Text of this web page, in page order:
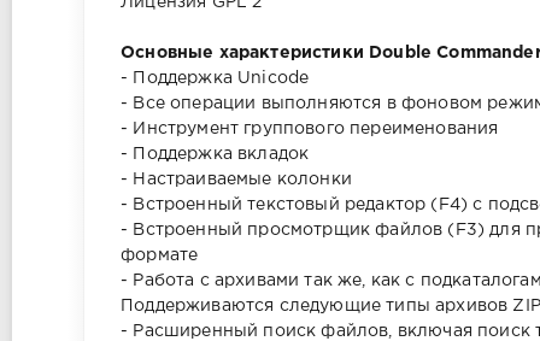
Основные характеристики Double
- Поддержка Unicode
- Все операции выполняются в фоновом
- Инструмент группового переименования
- Поддержка вкладок
- Настраиваемые колонки
- Встроенный текстовый редактор (F4) с
- Встроенный просмотрщик файлов (F3) для
формате
- Работа с архивами так же, как с
Поддерживаются следующие типы архивов ZIP,
- Расширенный поиск файлов, включая поиск